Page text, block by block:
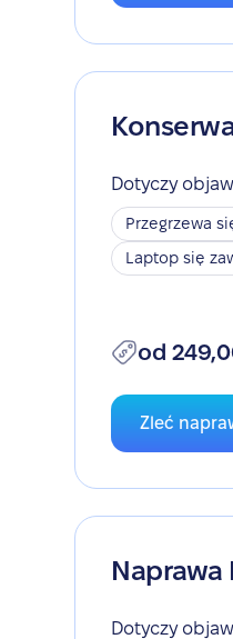
Dotyczy
Przegrzewa
Laptop się
od
Zleć
Dotyczy